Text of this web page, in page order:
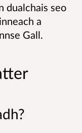
dualchais seo
a
Gall.